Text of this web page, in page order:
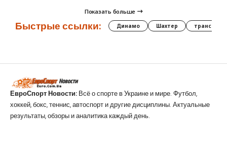
Показать больше
Быстрые ссылки: Динамо Шахтер трансферы
ЕвроСпорт Новости: Всё о спорте в Украине и мире. Футбол,
хоккей, бокс, теннис, автоспорт и другие дисциплины. Актуальные
результаты, обзоры и аналитика каждый день.